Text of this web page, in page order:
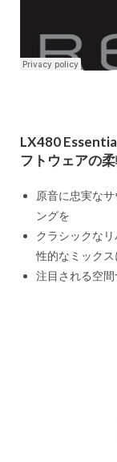
LX480
フトウェアの
原音に忠実な
ングを
クラシックな
性的なミックス
注目される空